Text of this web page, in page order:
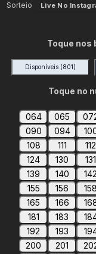
Sorteio Live No
Toque nos
Disponíveis (801)
Toque no
064 065
090
094
108
111 112
124
130 131
139
140 142
155
156 158
165
166
181
183
192
193
200
201